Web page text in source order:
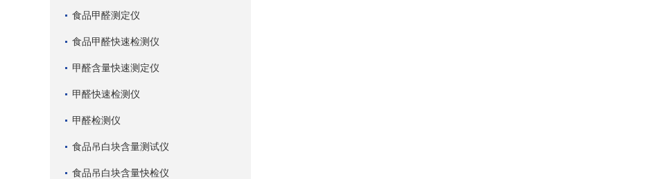
食品甲醛测定仪
食品甲醛快速检测仪
甲醛含量快速测定仪
甲醛快速检测仪
甲醛检测仪
食品吊白块含量测试仪
食品吊白块含量快检仪